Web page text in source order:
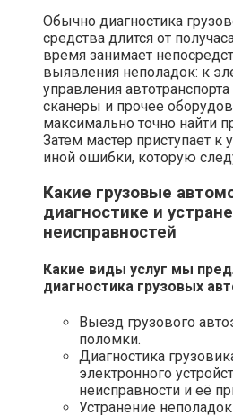
Обычно диагностика
средства длится от
время занимает
выявления неполадок: к
управления
сканеры и прочее
максимально точно найти
Затем мастер приступает к
иной ошибки, которую
Какие грузовые
диагностике и
неисправностей
Какие виды услуг мы
диагностика грузовых
Выезд грузового
поломки.
Диагностика
электронного
неисправности и её
Устранение